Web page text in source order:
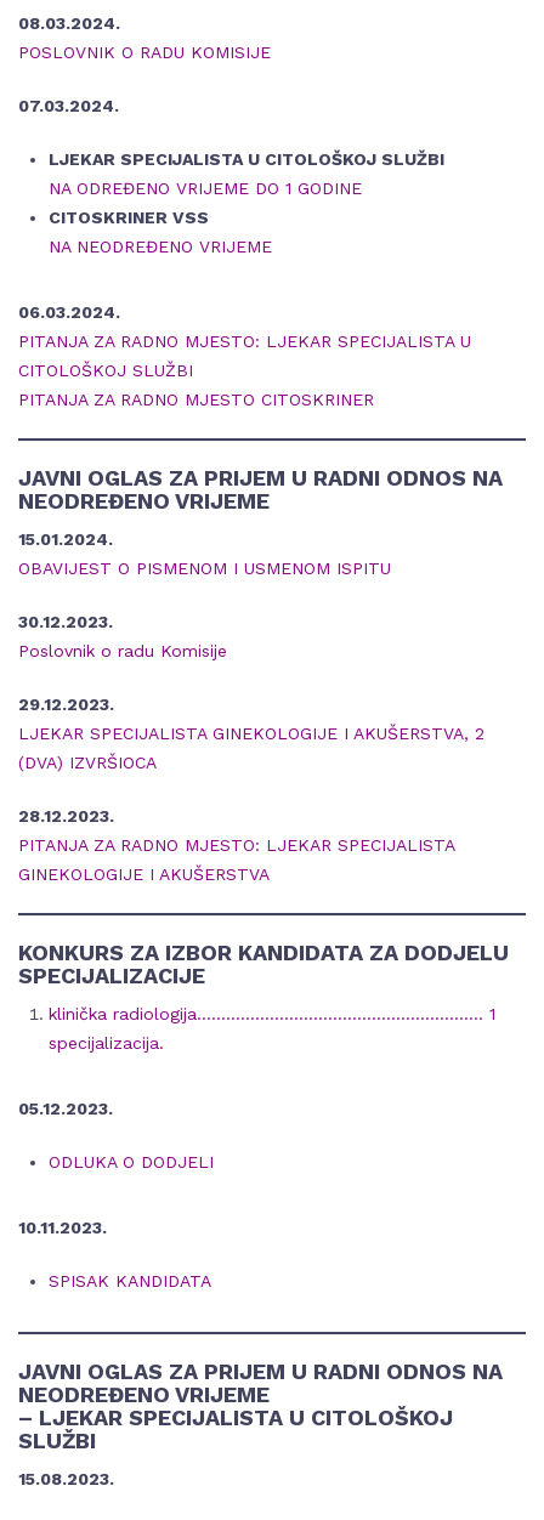
08.03.2024.
POSLOVNIK O RADU KOMISIJE
07.03.2024.
LJEKAR SPECIJALISTA U CITOLOŠKOJ SLUŽBI
NA ODREĐENO VRIJEME DO 1 GODINE
CITOSKRINER VSS
NA NEODREĐENO VRIJEME
06.03.2024.
PITANJA ZA RADNO MJESTO: LJEKAR SPECIJALISTA U
CITOLOŠKOJ SLUŽBI
PITANJA ZA RADNO MJESTO CITOSKRINER
JAVNI OGLAS ZA PRIJEM U RADNI ODNOS NA
NEODREĐENO VRIJEME
15.01.2024.
OBAVIJEST O PISMENOM I USMENOM ISPITU
30.12.2023.
Poslovnik o radu Komisije
29.12.2023.
LJEKAR SPECIJALISTA GINEKOLOGIJE I AKUŠERSTVA, 2
(DVA) IZVRŠIOCA
28.12.2023.
PITANJA ZA RADNO MJESTO: LJEKAR SPECIJALISTA
GINEKOLOGIJE I AKUŠERSTVA
KONKURS ZA IZBOR KANDIDATA ZA DODJELU
SPECIJALIZACIJE
klinička radiologija………………………………………………….. 1
specijalizacija.
05.12.2023.
ODLUKA O DODJELI
10.11.2023.
SPISAK KANDIDATA
JAVNI OGLAS ZA PRIJEM U RADNI ODNOS NA
NEODREĐENO VRIJEME
– LJEKAR SPECIJALISTA U CITOLOŠKOJ
SLUŽBI
15.08.2023.